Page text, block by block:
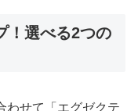
！選べる2つの
わせて「エグゼクテ